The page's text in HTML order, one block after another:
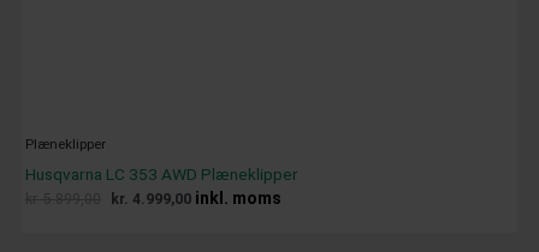
Plæneklipper
Husqvarna LC 353 AWD Plæneklipper
kr. 4.999,00 inkl. moms